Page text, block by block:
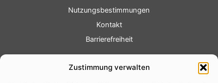
Zustimmung verwalten
Nutzungsbestimmungen
Kontakt
Barrierefreiheit
Fotoservice